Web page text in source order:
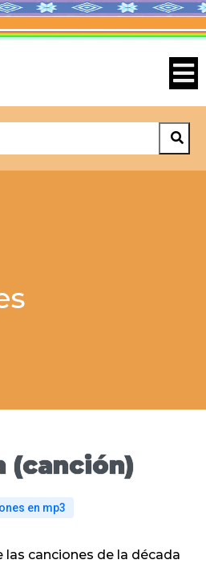
(canción)
en mp3
las canciones de la década